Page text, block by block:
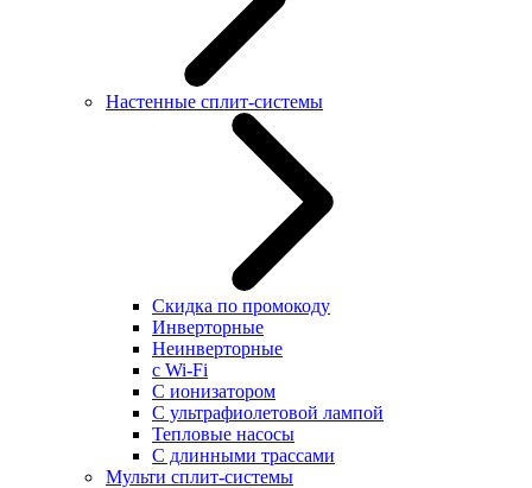
Настенные сплит-системы
Скидка по промокоду
Инверторные
Неинверторные
с Wi-Fi
С ионизатором
С ультрафиолетовой лампой
Тепловые насосы
С длинными трассами
Мульти сплит-системы